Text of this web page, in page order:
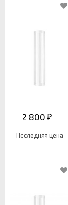
2 800 ₽
Последняя цена